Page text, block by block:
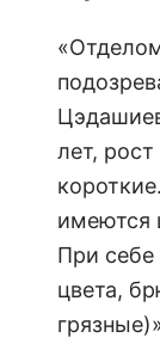
лет,
имеются
При себе
цвета,